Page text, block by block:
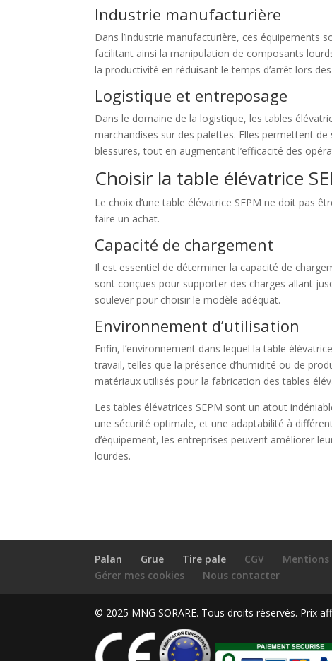
Industrie manufacturière
Dans l’industrie manufacturière, ces équipements
facilitant ainsi la manipulation de composants
la productivité en réduisant le temps d’arrêt lors
Logistique et entreposage
Dans le domaine de la logistique, les tables
marchandises sur des palettes. Elles permettent
blessures, tout en augmentant l’efficacité des
Choisir la table élévatrice
Le choix d’une table élévatrice SEPM ne doit pas
faire un achat.
Capacité de chargement
Il est essentiel de déterminer la capacité de
sont conçues pour supporter des charges allant
soulever pour choisir le modèle adéquat.
Environnement d’utilisation
Enfin, l’environnement dans lequel la table
travail, telles que la présence d’humidité ou de
matériaux utilisés pour la fabrication des tables
Les tables élévatrices SEPM sont un atout
une sécurité optimale, et une adaptabilité à
d’équipement, les entreprises peuvent améliorer
lourdes.
Palan Grue Tire pale CGV Mentions
Gérer mes cookies
Nous contacter
© 2025 MNG SORARE. Tous droits réservés. Prix